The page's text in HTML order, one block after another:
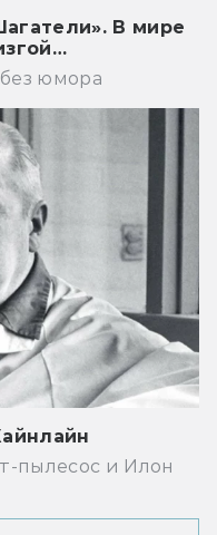
В мире
юмора
пылесос и Илон